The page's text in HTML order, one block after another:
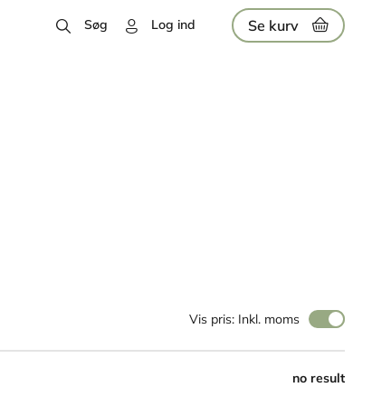
Søg Log ind Se kurv
Vis pris: Inkl. moms
no result